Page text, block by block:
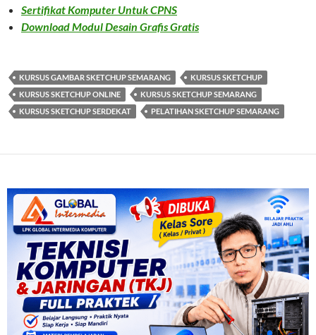
Sertifikat Komputer Untuk CPNS
Download Modul Desain Grafis Gratis
KURSUS GAMBAR SKETCHUP SEMARANG
KURSUS SKETCHUP
KURSUS SKETCHUP ONLINE
KURSUS SKETCHUP SEMARANG
KURSUS SKETCHUP SERDEKAT
PELATIHAN SKETCHUP SEMARANG